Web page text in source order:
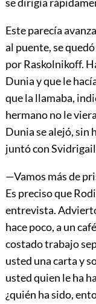
Este parecía
al puente, se
por Raskolnikoff.
Dunia y que le
que la llamaba,
hermano no le
Dunia se alejó, sin
juntó con
—Vamos más de
Es preciso que
entrevista.
hace poco, a un
costado trabajo
usted una carta y
usted quien le ha
¿quién ha sido,